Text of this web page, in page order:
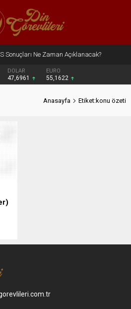
Sonuçları Ne Zaman Açıklanacak?
DOLAR
47,6961
EURO
55,1622
Anasayfa Etiket:konu özeti